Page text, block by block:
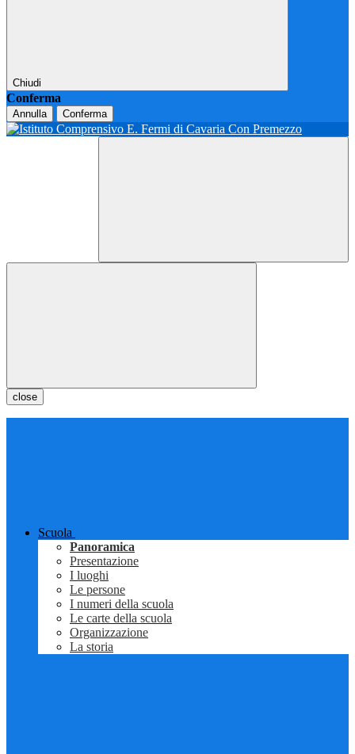
Chiudi
Conferma
Annulla Conferma
close
Scuola
Panoramica
Presentazione
I luoghi
Le persone
I numeri della scuola
Le carte della scuola
Organizzazione
La storia